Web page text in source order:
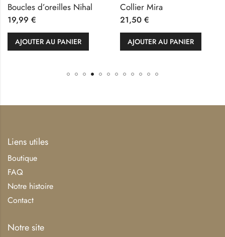
Boucles d’oreilles Nihal
19,99 €
AJOUTER AU PANIER
Collier Mira
21,50 €
AJOUTER AU PANIER
Liens utiles
Boutique
FAQ
Notre histoire
Contact
Notre site